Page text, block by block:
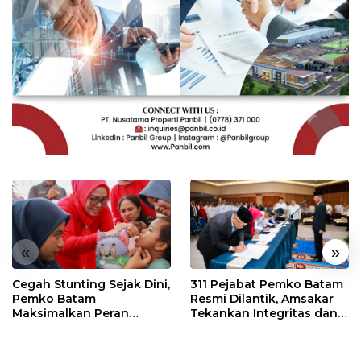
« »
Cegah Stunting Sejak Dini,
Pemko Batam
Maksimalkan Peran
311 Pejabat Pemko Batam
Resmi Dilantik, Amsakar
Tekankan Integritas dan